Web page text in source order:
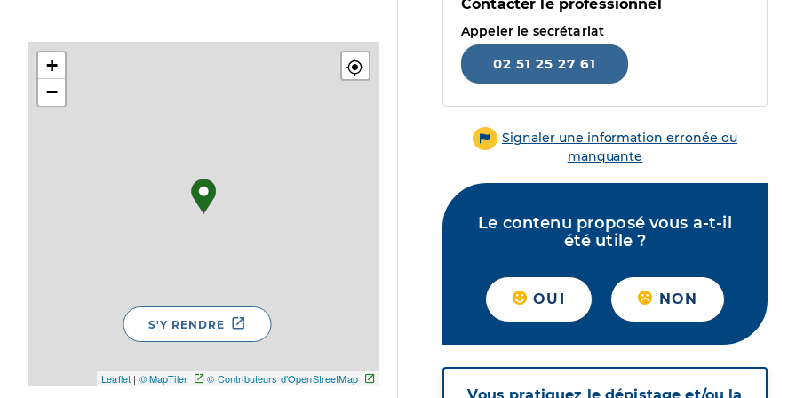
+
−
Leaflet | © MapTiler © Contributeurs d'OpenStreetMap
S'Y RENDRE
Contacter le professionnel
Appeler le secrétariat
02 51 25 27 61
Signaler une information erronée ou
manquante
Le contenu proposé vous a-t-il
été utile ?
OUI NON